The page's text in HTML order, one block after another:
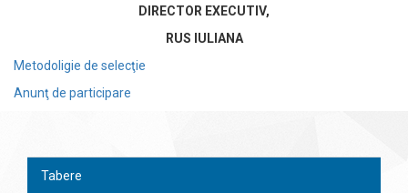
DIRECTOR EXECUTIV,
RUS IULIANA
Metodoligie de selecţie
Anunţ de participare
Tabere